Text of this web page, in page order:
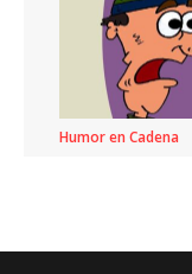
Humor en Cadena